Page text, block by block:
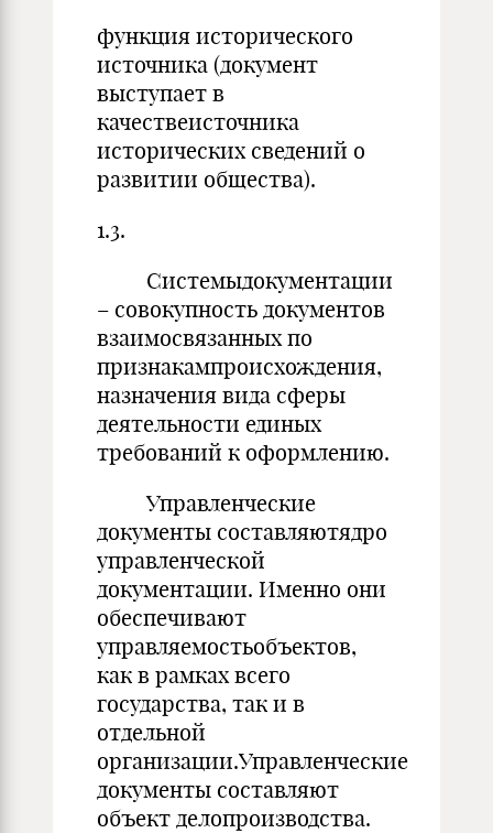
функция исторического
источника (документ
выступает в
качествеисточника
исторических сведений о
развитии общества).
1.3.
Системыдокументации
– совокупность документов
взаимосвязанных по
признакампроисхождения,
назначения вида сферы
деятельности единых
требований к оформлению.
Управленческие
документы составляютядро
управленческой
документации. Именно они
обеспечивают
управляемостьобъектов,
как в рамках всего
государства, так и в
отдельной
организации.Управленческие
документы составляют
объект делопроизводства.